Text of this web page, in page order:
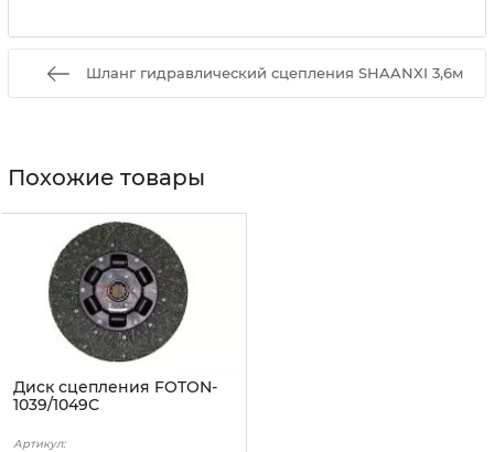
Шланг гидравлический сцепления SHAANXI 3,6м
Похожие товары
Диск сцепления FOTON-
1039/1049С
Артикул: